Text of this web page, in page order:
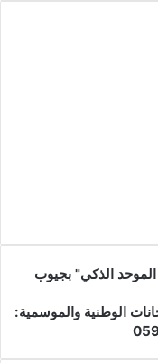
الذكي" بجيوب
الوطنية والموسمية: